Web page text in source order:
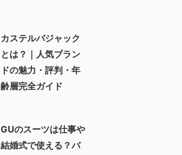
カステルバジャック
とは？｜人気ブラン
ドの魅力・評判・年
齢層完全ガイド
GUのスーツは仕事や
結婚式で使える？バ